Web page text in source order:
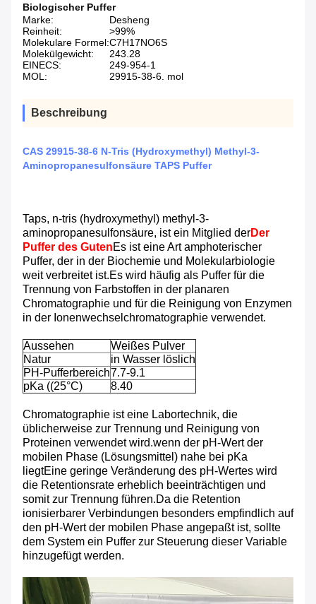
Biologischer Puffer
Marke:
Desheng
Reinheit:
>99%
Molekulare Formel:C7H17NO6S
Molekülgewicht:
243.28
EINECS:
249-954-1
MOL:
29915-38-6. mol
Beschreibung
CAS 29915-38-6 N-Tris (Hydroxymethyl) Methyl-3-
Aminopropanesulfonsäure TAPS Puffer
Taps, n-tris (hydroxymethyl) methyl-3-
aminopropanesulfonsäure, ist ein Mitglied derDer
Puffer des GutenEs ist eine Art amphoterischer
Puffer, der in der Biochemie und Molekularbiologie
weit verbreitet ist.Es wird häufig als Puffer für die
Trennung von Farbstoffen in der planaren
Chromatographie und für die Reinigung von Enzymen
in der Ionenwechselchromatographie verwendet.
Aussehen
Weißes Pulver
Natur
in Wasser löslich
PH-Pufferbereich7.7-9.1
pKa ((25°C)
8.40
Chromatographie ist eine Labortechnik, die
üblicherweise zur Trennung und Reinigung von
Proteinen verwendet wird.wenn der pH-Wert der
mobilen Phase (Lösungsmittel) nahe bei pKa
liegtEine geringe Veränderung des pH-Wertes wird
die Retentionsrate erheblich beeinträchtigen und
somit zur Trennung führen.Da die Retention
ionisierbarer Verbindungen besonders empfindlich auf
den pH-Wert der mobilen Phase angepaßt ist, sollte
dem System ein Puffer zur Steuerung dieser Variable
hinzugefügt werden.